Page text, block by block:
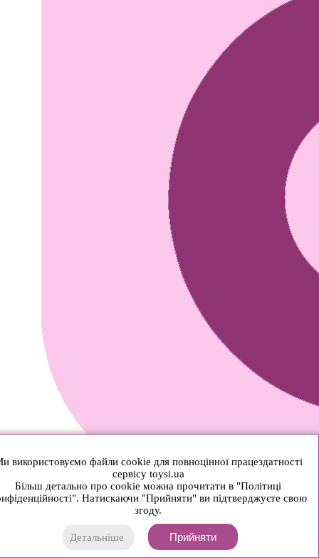
використовуємо файли cookie для повноцінної працездатності
сервісу toysi.ua
Більш детально про cookie можна прочитати в "Політиці
Натискаючи "Прийняти" ви підтверджуєте свою
згоду.
Детальніше Прийняти